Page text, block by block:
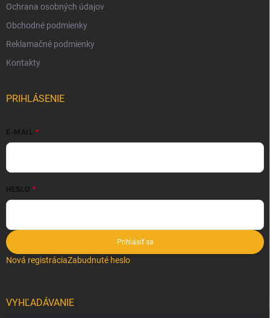
Ochrana osobných údajov
Obchodné podmienky
Reklamačné podmienky
Kontakty
PRIHLÁSENIE
E-MAIL
HESLO
Prihlásiť sa
Nová registráciaZabudnuté heslo
VYHĽADÁVANIE